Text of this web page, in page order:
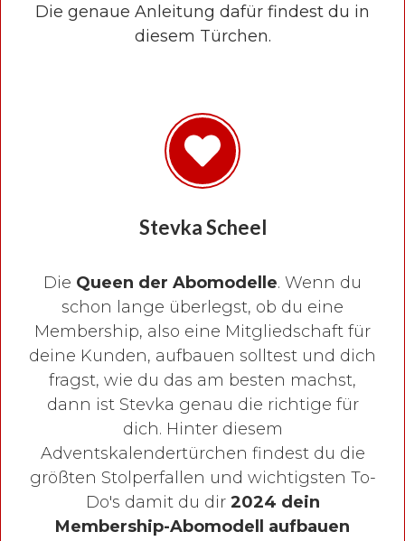
Die genaue Anleitung dafür findest du in
diesem Türchen.
Stevka Scheel
Die Queen der Abomodelle. Wenn du
schon lange überlegst, ob du eine
Membership, also eine Mitgliedschaft für
deine Kunden, aufbauen solltest und dich
fragst, wie du das am besten machst,
dann ist Stevka genau die richtige für
dich. Hinter diesem
Adventskalendertürchen findest du die
größten Stolperfallen und wichtigsten To-
Do's damit du dir 2024 dein
Membership-Abomodell aufbauen